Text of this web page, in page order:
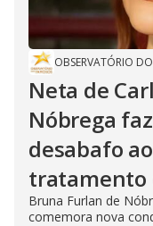
OBSERVATÓRIO
Neta de
Nóbrega
desabafo
tratamento
Bruna Furlan de
comemora nova